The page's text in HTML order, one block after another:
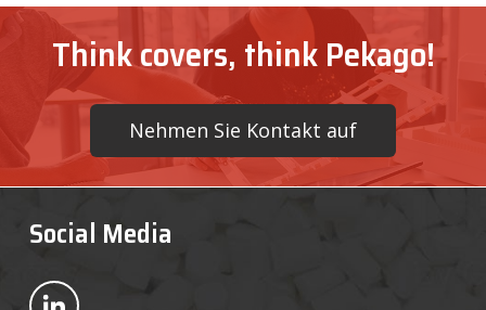
Think covers, think Pekago!
Nehmen Sie Kontakt auf
Social Media
Bekijk ons op LinkedIn